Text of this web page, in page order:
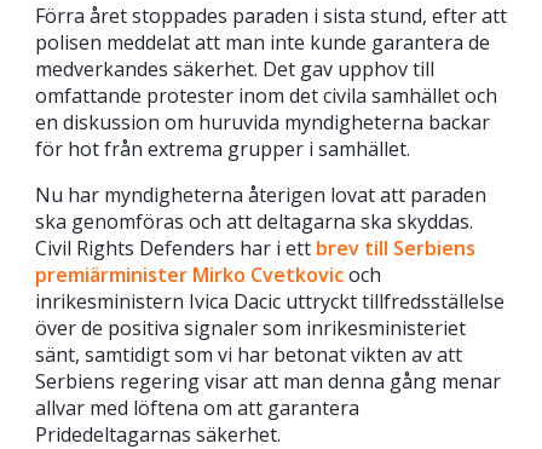
Förra året stoppades paraden i sista stund, efter att
polisen meddelat att man inte kunde garantera de
medverkandes säkerhet. Det gav upphov till
omfattande protester inom det civila samhället och
en diskussion om huruvida myndigheterna backar
för hot från extrema grupper i samhället.
Nu har myndigheterna återigen lovat att paraden
ska genomföras och att deltagarna ska skyddas.
Civil Rights Defenders har i ett brev till Serbiens
premiärminister Mirko Cvetkovicoch
inrikesministern Ivica Dacic uttryckt tillfredsställelse
över de positiva signaler som inrikesministeriet
sänt, samtidigt som vi har betonat vikten av att
Serbiens regering visar att man denna gång menar
allvar med löftena om att garantera
Pridedeltagarnas säkerhet.